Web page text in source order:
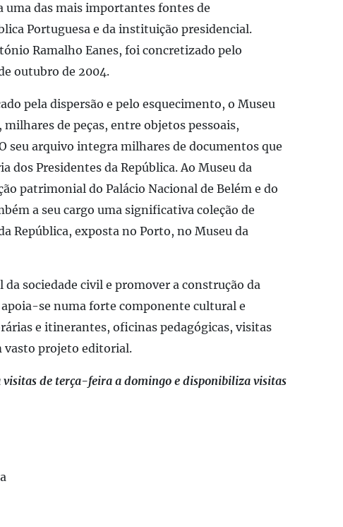
uma das mais importantes fontes de
Portuguesa e da instituição presidencial.
Ramalho Eanes, foi concretizado pelo
outubro de 2004.
pela dispersão e pelo esquecimento, o Museu
de peças, entre objetos pessoais,
seu arquivo integra milhares de documentos que
Presidentes da República. Ao Museu da
patrimonial do Palácio Nacional de Belém e do
a seu cargo uma significativa coleção de
República, exposta no Porto, no Museu da
sociedade civil e promover a construção da
apoia-se numa forte componente cultural e
e itinerantes, oficinas pedagógicas, visitas
vasto projeto editorial.
visitas de terça-feira a domingo e disponibiliza visitas